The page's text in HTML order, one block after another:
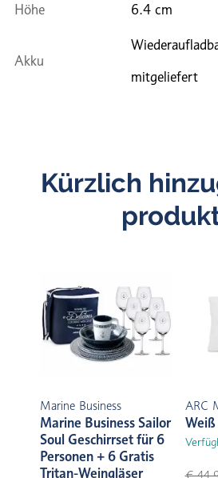
Höhe 6.4 cm
Akku
mitgeliefert
Kürzlich
Marine Business
Marine Business Sailor
Soul Geschirrset für 6
Personen + 6 Gratis
Tritan-Weingläser
ARC